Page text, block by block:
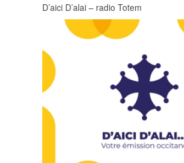
D’aici D’alai – radio Totem